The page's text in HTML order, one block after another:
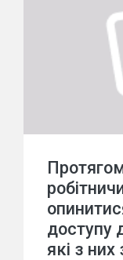
доступу
які з